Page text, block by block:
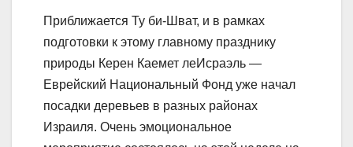
Приближается Ту би-Шват, и в рамках
подготовки к этому главному празднику
природы Керен Каемет леИсраэль —
Еврейский Национальный Фонд уже начал
посадки деревьев в разных районах
Израиля. Очень эмоциональное